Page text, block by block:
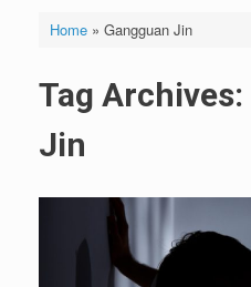
Home» Gangguan Jin
Tag Archives:
Jin